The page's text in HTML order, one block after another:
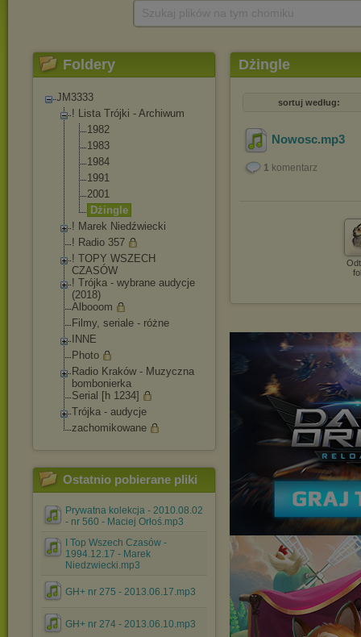
Foldery
JM3333
! Lista Trójki - Archiwum
1982
1983
1984
1991
2001
Dżingle
! Marek Niedźwiecki
! Radio 357
! TOPY WSZECH
CZASÓW
! Trójka - wybrane audycje
(2018)
Albooom
Filmy, seriale - różne
INNE
Photo
Radio Kraków - Muzyczna
bombonierka
Serial [h 1234]
Trójka - audycje
zachomikowane
Ostatnio pobierane pliki
Prywatna kolekcja - 2010.08.02
- nr 560 - Maciej Orłoś.mp3
I Top Wszech Czasów -
1994.12.17 - Marek
Niedzwiecki.mp3
GH+ nr 275 - 2013.06.17.mp3
GH+ nr 274 - 2013.06.10.mp3
Dżingle
sortuj według:
Nowosc.mp3
1 komentarz